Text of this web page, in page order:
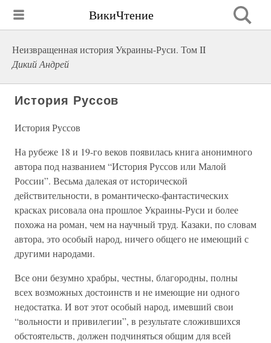
ВикиЧтение
Неизвращенная история Украины-Руси. Том II
Дикий Андрей
История Руссов
История Руссов
На рубеже 18 и 19-го веков появилась книга анонимного
автора под названием “История Руссов или Малой
России”. Весьма далекая от исторической
действительности, в романтическо-фантастических
красках рисовала она прошлое Украины-Руси и более
похожа на роман, чем на научный труд. Казаки, по словам
автора, это особый народ, ничего общего не имеющий с
другими народами.
Все они безумно храбры, честны, благородны, полны
всех возможных достоинств и не имеющие ни одного
недостатка. И вот этот особый народ, имевший свои
“вольности и привилегии”, в результате сложившихся
обстоятельств, должен подчиняться общим для всей